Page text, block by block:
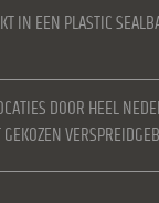
IN EEN PLASTIC
DOOR HEEL
GEKOZEN